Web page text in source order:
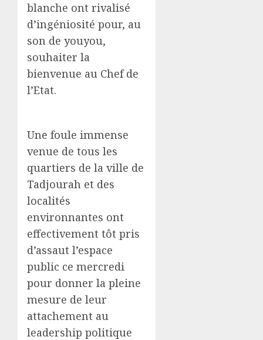
blanche ont rivalisé
d’ingéniosité pour, au
son de youyou,
souhaiter la
bienvenue au Chef de
l’Etat.
Une foule immense
venue de tous les
quartiers de la ville de
Tadjourah et des
localités
environnantes ont
effectivement tôt pris
d’assaut l’espace
public ce mercredi
pour donner la pleine
mesure de leur
attachement au
leadership politique